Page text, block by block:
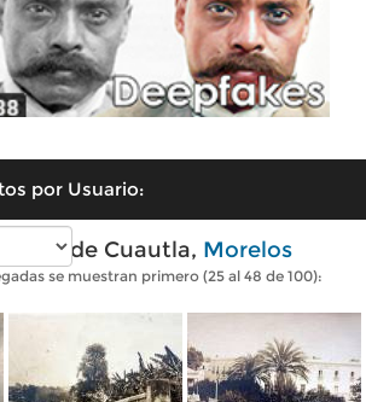
por Usuario:
de Cuautla, Morelos
se muestran primero (25 al 48 de 100):